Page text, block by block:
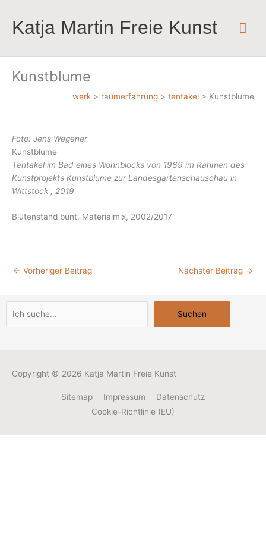
Inhalt
springen
Katja Martin Freie Kunst
Kunstblume
werk > raumerfahrung > tentakel > Kunstblume
Foto: Jens Wegener
Kunstblume
Tentakel im Bad eines Wohnblocks von 1969 im Rahmen des
Kunstprojekts Kunstblume zur Landesgartenschauschau in
Wittstock , 2019
Blütenstand bunt, Materialmix, 2002/2017
← Vorheriger Beitrag Nächster Beitrag →
Suchen
Copyright © 2026 Katja Martin Freie Kunst
Sitemap Impressum
Datenschutz
Cookie-Richtlinie (EU)